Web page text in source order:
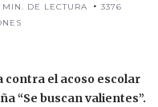
MIN. DE LECTURA
3376
contra el acoso escolar
“Se buscan valientes”.